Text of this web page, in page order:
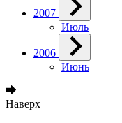
2007
Июль
2006
Июнь
Наверх